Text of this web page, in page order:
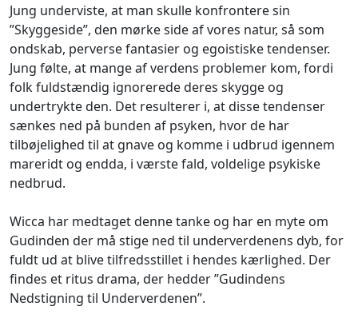
Jung underviste, at man skulle konfrontere sin
”Skyggeside”, den mørke side af vores natur, så som
ondskab, perverse fantasier og egoistiske tendenser.
Jung følte, at mange af verdens problemer kom, fordi
folk fuldstændig ignorerede deres skygge og
undertrykte den. Det resulterer i, at disse tendenser
sænkes ned på bunden af psyken, hvor de har
tilbøjelighed til at gnave og komme i udbrud igennem
mareridt og endda, i værste fald, voldelige psykiske
nedbrud.
Wicca har medtaget denne tanke og har en myte om
Gudinden der må stige ned til underverdenens dyb, for
fuldt ud at blive tilfredsstillet i hendes kærlighed. Der
findes et ritus drama, der hedder ”Gudindens
Nedstigning til Underverdenen”.